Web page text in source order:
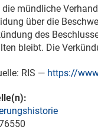
die mündliche
über die
des
bleibt. Die
RIS — https://